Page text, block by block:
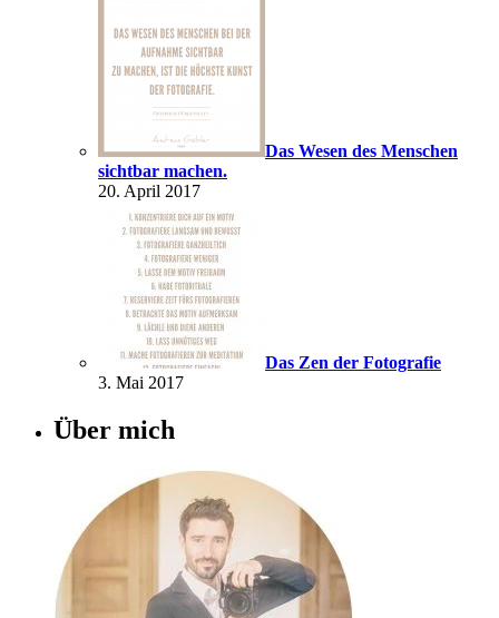
Das Wesen des Menschen
sichtbar machen.
20. April 2017
Das Zen der Fotografie
3. Mai 2017
Über mich